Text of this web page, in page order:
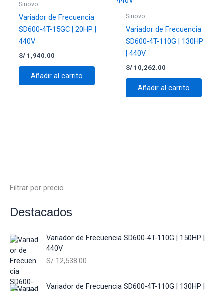
Guarda mi nombre, correo electrónico y web en
Sinovo
Variador de Frecuencia
SD600-4T-15GC | 20HP |
440V
S/1,940.00
Añadir al carrito
Sinovo
Variador de Frecuencia
SD600-4T-110G | 130HP
| 440V
S/10,262.00
Añadir al carrito
Filtrar por precio
Destacados
Variador de Frecuencia SD600-4T-110G | 150HP |
440V
S/12,538.00
Variador de Frecuencia SD600-4T-110G | 130HP |